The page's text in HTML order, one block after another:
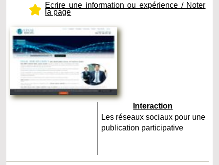
Ecrire une information ou expérience / Noter
la page
Interaction
Les réseaux sociaux pour une
publication participative